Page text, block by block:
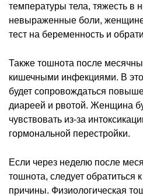
температуры тела, тяжесть в
невыраженные боли, женщине
тест на беременность и
Также тошнота после
кишечными инфекциями. В
будет сопровождаться
диареей и рвотой. Женщина
чувствовать из-за
гормональной перестройки.
Если через неделю после
тошнота, следует обратиться
причины. Физиологическая